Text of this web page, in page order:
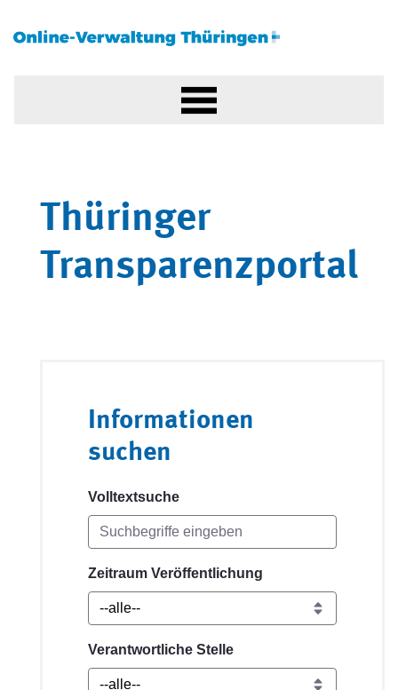
Thüringer
Transparenzportal
Informationen
suchen
Volltextsuche
Zeitraum Veröffentlichung
Verantwortliche Stelle